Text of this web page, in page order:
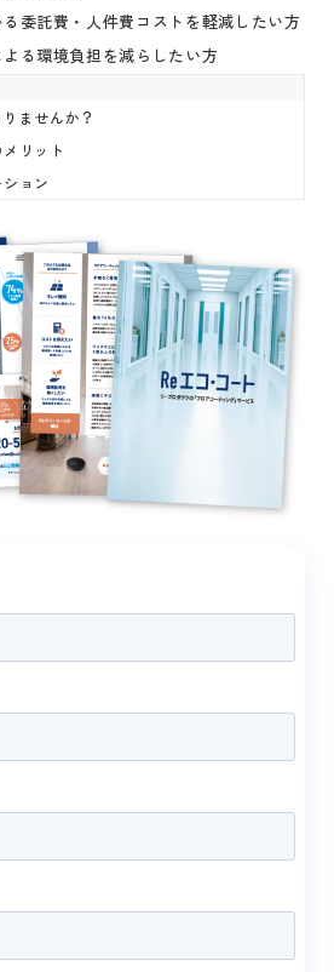
委託費・人件費コストを軽減したい方
る環境負担を減らしたい方
ませんか？
リット
ョン